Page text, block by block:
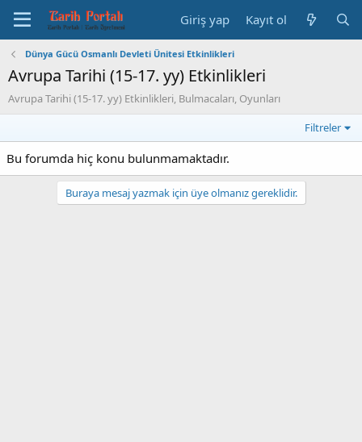
Giriş yap Kayıt ol
Dünya Gücü Osmanlı Devleti Ünitesi Etkinlikleri
Avrupa Tarihi (15-17. yy) Etkinlikleri
Avrupa Tarihi (15-17. yy) Etkinlikleri, Bulmacaları, Oyunları
Filtreler
Bu forumda hiç konu bulunmamaktadır.
Buraya mesaj yazmak için üye olmanız gereklidir.